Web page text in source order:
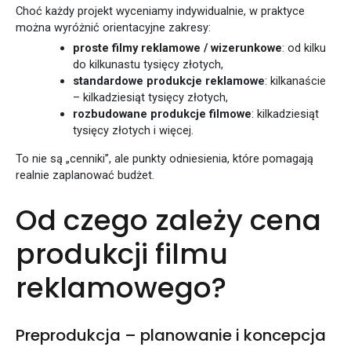
Choć każdy projekt wyceniamy indywidualnie, w praktyce
można wyróżnić orientacyjne zakresy:
proste filmy reklamowe / wizerunkowe: od kilku
do kilkunastu tysięcy złotych,
standardowe produkcje reklamowe: kilkanaście
– kilkadziesiąt tysięcy złotych,
rozbudowane produkcje filmowe: kilkadziesiąt
tysięcy złotych i więcej.
To nie są „cenniki”, ale punkty odniesienia, które pomagają
realnie zaplanować budżet.
Od czego zależy cena
produkcji filmu
reklamowego?
Preprodukcja – planowanie i koncepcja